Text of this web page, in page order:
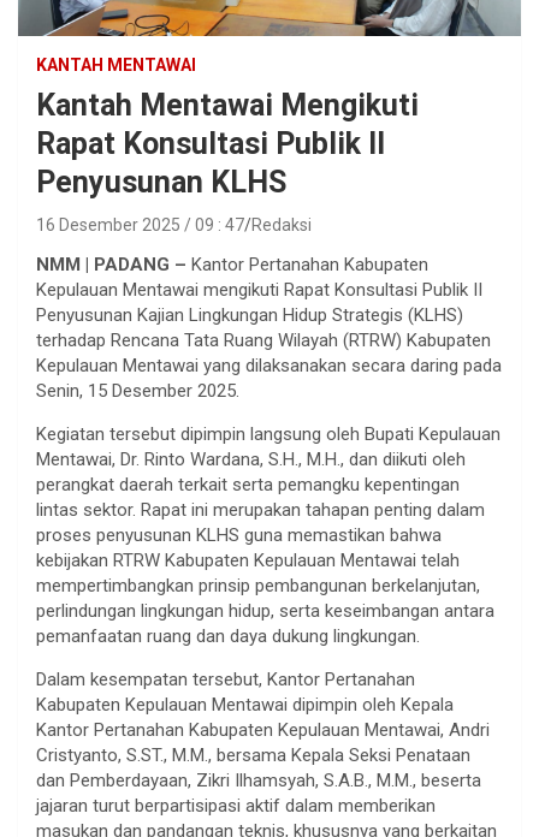
KANTAH MENTAWAI
Kantah Mentawai Mengikuti
Rapat Konsultasi Publik II
Penyusunan KLHS
16 Desember 2025 / 09 : 47 Redaksi
NMM | PADANG – Kantor Pertanahan Kabupaten
Kepulauan Mentawai mengikuti Rapat Konsultasi Publik II
Penyusunan Kajian Lingkungan Hidup Strategis (KLHS)
terhadap Rencana Tata Ruang Wilayah (RTRW) Kabupaten
Kepulauan Mentawai yang dilaksanakan secara daring pada
Senin, 15 Desember 2025.
Kegiatan tersebut dipimpin langsung oleh Bupati Kepulauan
Mentawai, Dr. Rinto Wardana, S.H., M.H., dan diikuti oleh
perangkat daerah terkait serta pemangku kepentingan
lintas sektor. Rapat ini merupakan tahapan penting dalam
proses penyusunan KLHS guna memastikan bahwa
kebijakan RTRW Kabupaten Kepulauan Mentawai telah
mempertimbangkan prinsip pembangunan berkelanjutan,
perlindungan lingkungan hidup, serta keseimbangan antara
pemanfaatan ruang dan daya dukung lingkungan.
Dalam kesempatan tersebut, Kantor Pertanahan
Kabupaten Kepulauan Mentawai dipimpin oleh Kepala
Kantor Pertanahan Kabupaten Kepulauan Mentawai, Andri
Cristyanto, S.ST., M.M., bersama Kepala Seksi Penataan
dan Pemberdayaan, Zikri Ilhamsyah, S.A.B., M.M., beserta
jajaran turut berpartisipasi aktif dalam memberikan
masukan dan pandangan teknis, khususnya yang berkaitan